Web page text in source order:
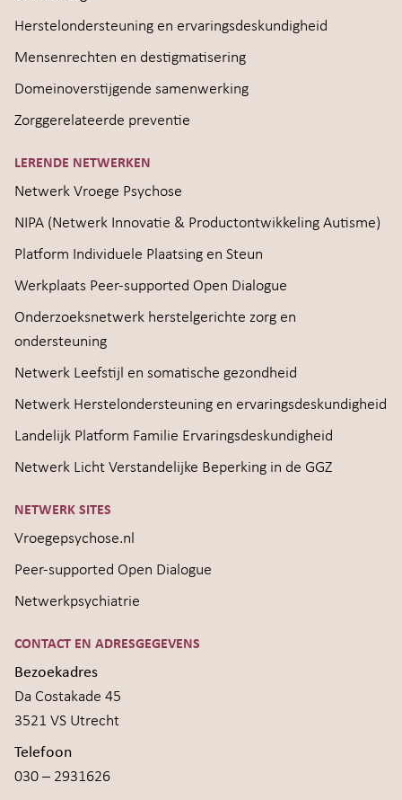
Herstelondersteuning en ervaringsdeskundigheid
Mensenrechten en destigmatisering
Domeinoverstijgende samenwerking
Zorggerelateerde preventie
LERENDE NETWERKEN
Netwerk Vroege Psychose
NIPA (Netwerk Innovatie & Productontwikkeling Autisme)
Platform Individuele Plaatsing en Steun
Werkplaats Peer-supported Open Dialogue
Onderzoeksnetwerk herstelgerichte zorg en
ondersteuning
Netwerk Leefstijl en somatische gezondheid
Netwerk Herstelondersteuning en ervaringsdeskundigheid
Landelijk Platform Familie Ervaringsdeskundigheid
Netwerk Licht Verstandelijke Beperking in de GGZ
NETWERK SITES
Vroegepsychose.nl
Peer-supported Open Dialogue
Netwerkpsychiatrie
CONTACT EN ADRESGEGEVENS
Bezoekadres
Da Costakade 45
3521 VS Utrecht
Telefoon
030 – 2931626